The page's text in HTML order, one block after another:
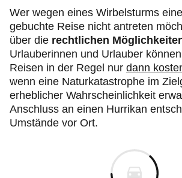
Wer wegen eines Wirbelsturms
gebuchte Reise nicht antreten
über die rechtlichen
Urlauberinnen und Urlauber
Reisen in der Regel nur dann
wenn eine Naturkatastrophe im
erheblicher Wahrscheinlichkeit
Anschluss an einen Hurrikan
Umstände vor Ort.